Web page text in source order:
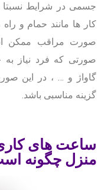
جسمی در شرایط نسبتا
کار ها مانند حمام و
صورت مراقب ممکن
صورتی که فرد نیاز
گاواژ و … ، در این
گزینه مناسبی باشد.
ساعت های
منزل چگونه